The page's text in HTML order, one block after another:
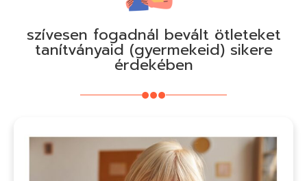
szívesen fogadnál bevált ötleteket
tanítványaid (gyermekeid) sikere
érdekében